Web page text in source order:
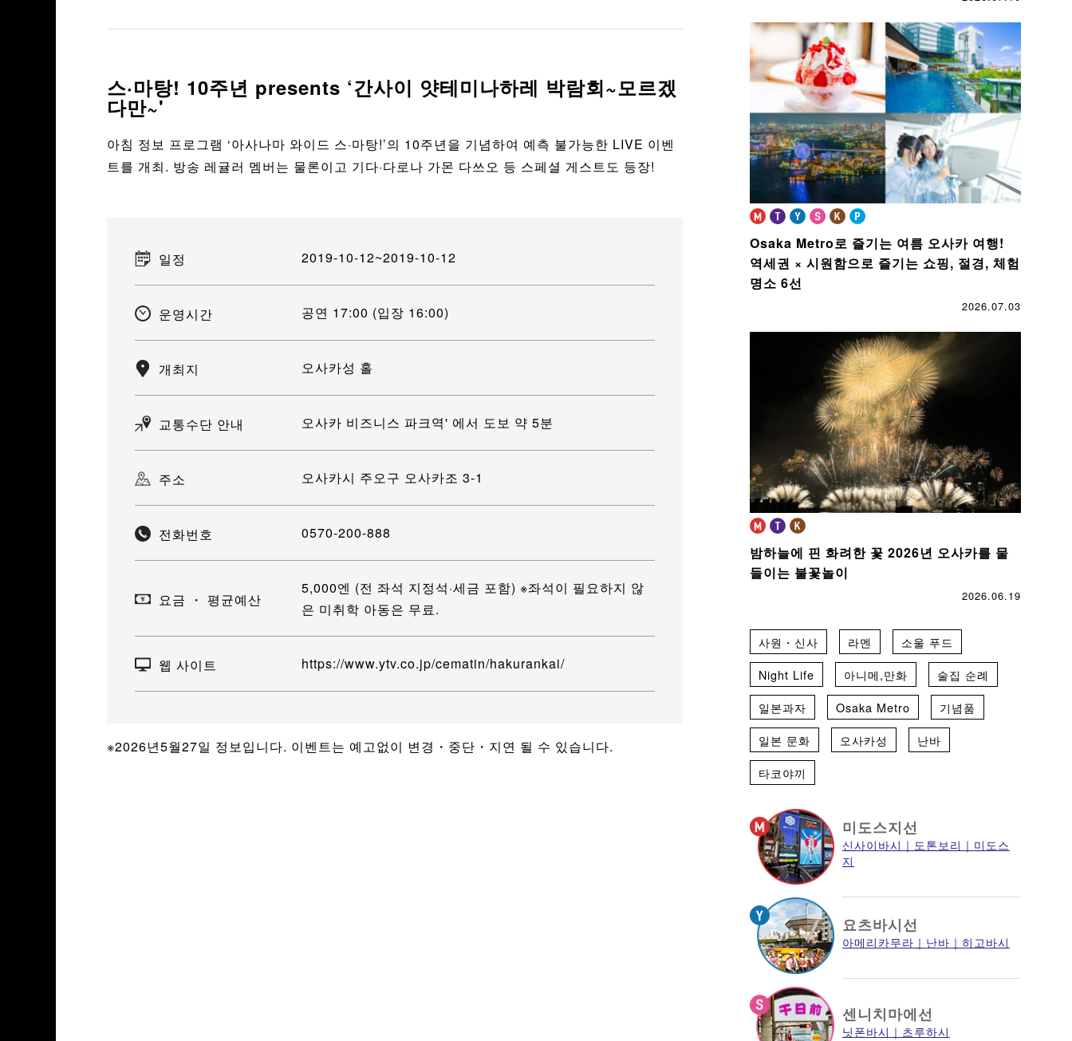
스·마탕! 10주년 presents ‘간사이 얏테미나하레 박람회~모르겠
다만~'
아침 정보 프로그램 ‘아사나마 와이드 스·마탕!’의 10주년을 기념하여 예측 불가능한 LIVE 이벤
트를 개최. 방송 레귤러 멤버는 물론이고 기다·다로나 가몬 다쓰오 등 스페셜 게스트도 등장!
일정 2019-10-12~2019-10-12
운영시간 공연 17:00 (입장 16:00)
개최지 오사카성 홀
교통수단 안내 오사카 비즈니스 파크역' 에서 도보 약 5분
주소 오사카시 주오구 오사카조 3-1
전화번호 0570‐200‐888
요금 ・ 평균예산
5,000엔 (전 좌석 지정석·세금 포함) ※좌석이 필요하지 않
은 미취학 아동은 무료.
웹 사이트 https://www.ytv.co.jp/cematin/hakurankai/
※2026년5월27일 정보입니다. 이벤트는 예고없이 변경・중단・지연 될 수 있습니다.
Osaka Metro로 즐기는 여름 오사카 여행!
역세권 × 시원함으로 즐기는 쇼핑, 절경, 체험
명소 6선
2026.07.03
밤하늘에 핀 화려한 꽃2026년 오사카를 물
들이는 불꽃놀이
2026.06.19
사원・신사 라멘
소울 푸드
Night Life
아니메,만화
술집 순례
일본과자
Osaka Metro
기념품
일본 문화
오사카성
난바
타코야끼
미도스지선
신사이바시 도톤보리
미도스
지
요츠바시선
아메리카무라 난바 히고바시
센니치마에선
닛폰바시 츠루하시